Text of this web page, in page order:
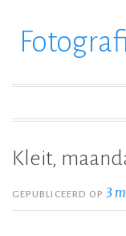
verder
Kleit,
GEPUBLICEERD OP3